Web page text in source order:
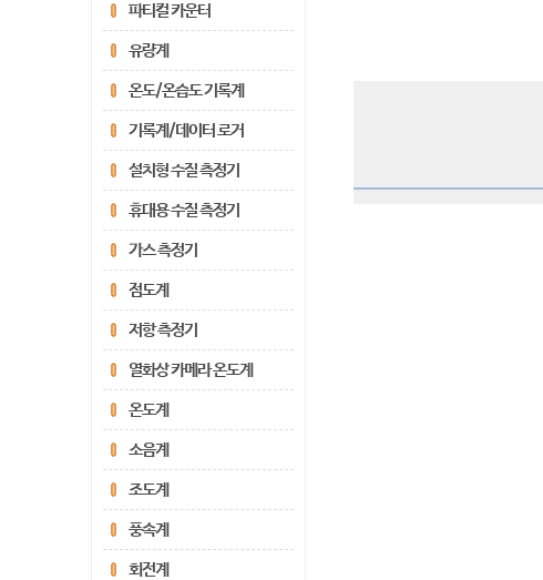
파티컬 카운터
유량계
온도/온습도 기록계
기록계/데이터 로거
설치형 수질 측정기
휴대용 수질 측정기
가스 측정기
점도계
저항 측정기
열화상 카메라 온도계
온도계
소음계
조도계
풍속계
회전계